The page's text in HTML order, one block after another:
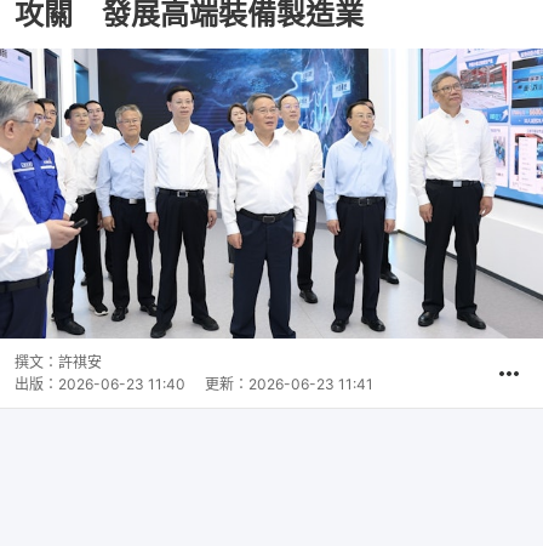
攻關 發展高端裝備製造業
撰文： 許祺安
出版： 2026-06-23 11:40 更新： 2026-06-23 11:41